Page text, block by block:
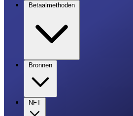
Betaalmethoden
Bronnen
NFT